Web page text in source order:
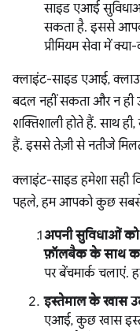
साइड एआई
सकता है. इससे आपके
प्रीमियम सेवा में
क्लाइंट-साइड एआई,
बदल नहीं सकता और न ही
शक्तिशाली होते हैं. साथ
हैं. इससे तेज़ी से नतीजे
क्लाइंट-साइड हमेशा सही
पहले, हम आपको कुछ सबसे
अपनी सुविधाओं
फ़ॉलबैक के साथ
पर बेंचमार्क चलाएं.
इस्तेमाल के खास
एआई, कुछ खास